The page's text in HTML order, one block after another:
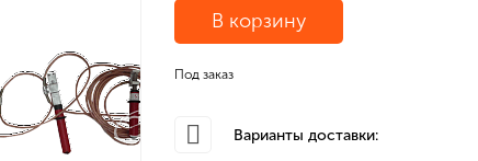
В корзину
Под заказ
Варианты доставки: